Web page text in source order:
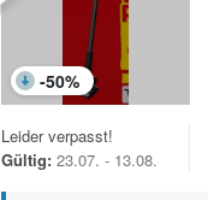
-50%
Leider verpasst!
Gültig: 23.07. - 13.08.